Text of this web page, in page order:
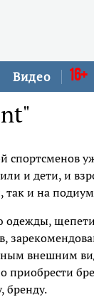
Видео 16+
спортсменов
и дети, и
так и на
внешним
бренду.